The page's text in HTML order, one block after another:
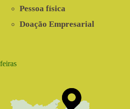
Pessoa física
Doação Empresarial
feiras